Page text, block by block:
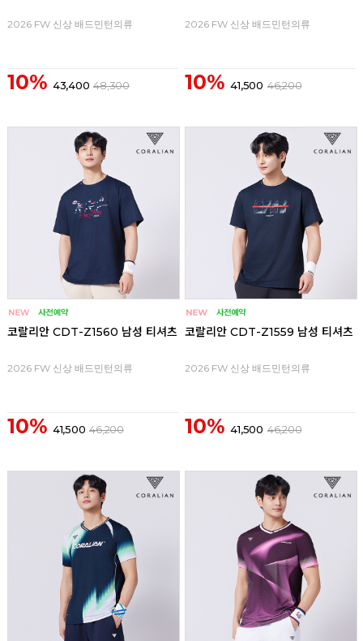
2026 FW 신상 배드민턴의류
10% 43,400 48,300
2026 FW 신상 배드민턴의류
10% 41,500 46,200
코랄리안 CDT-Z1560 남성 티셔츠
2026 FW 신상 배드민턴의류
10% 41,500 46,200
코랄리안 CDT-Z1559 남성 티셔츠
2026 FW 신상 배드민턴의류
10% 41,500 46,200